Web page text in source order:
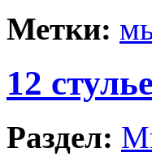
Метки:
12
Раздел: